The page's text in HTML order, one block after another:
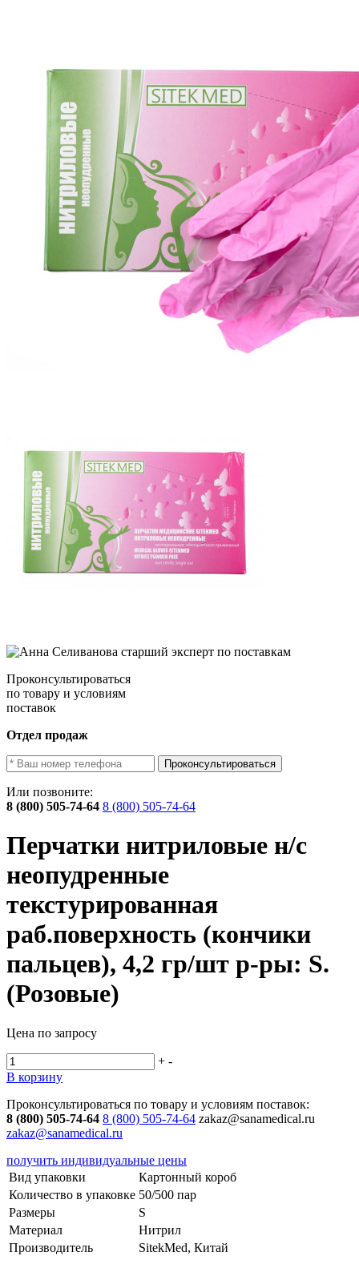
Проконсультироваться
по товару и условиям
поставок
Отдел продаж
Проконсультироваться
Или позвоните:
8 (800) 505-74-64 8 (800) 505-74-64
Перчатки нитриловые н/с
неопудренные
текстурированная
раб.поверхность (кончики
пальцев), 4,2 гр/шт р-ры: S.
(Розовые)
Цена по запросу
+ -
В корзину
Проконсультироваться по товару и условиям поставок:
8 (800) 505-74-64 8 (800) 505-74-64 zakaz@sanamedical.ru
zakaz@sanamedical.ru
получить индивидуальные цены
Вид упаковки
Картонный короб
Количество в упаковке 50/500 пар
Размеры
S
Материал
Нитрил
Производитель
SitekMed, Китай